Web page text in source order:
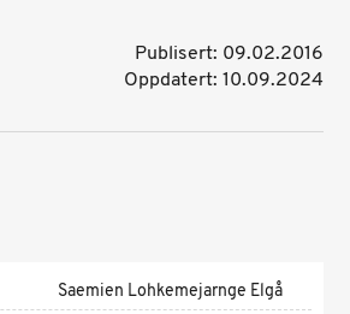
Publisert: 09.02.2016
Oppdatert: 10.09.2024
Saemien Lohkemejarnge Elgå